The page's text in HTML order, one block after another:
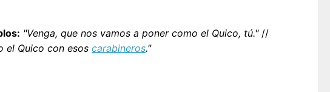
"Venga, que nos vamos a poner como el Quico, tú."//
el Quico con esos carabineros."